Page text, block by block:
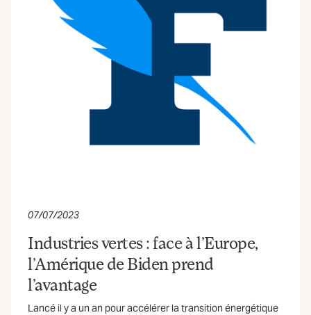
07/07/2023
Industries vertes : face à l’Europe,
l’Amérique de Biden prend
l’avantage
Lancé il y a un an pour accélérer la transition énergétique